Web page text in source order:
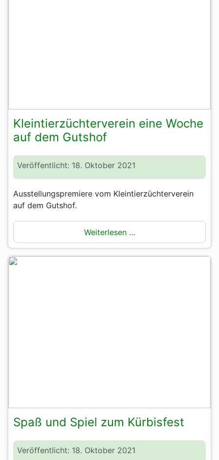
Kleintierzüchterverein eine Woche
auf dem Gutshof
Veröffentlicht: 18. Oktober 2021
Ausstellungspremiere vom Kleintierzüchterverein
auf dem Gutshof.
Weiterlesen …
Spaß und Spiel zum Kürbisfest
Veröffentlicht: 18. Oktober 2021